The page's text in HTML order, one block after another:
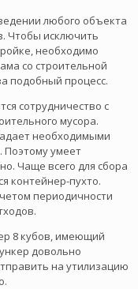
любого объекта
Чтобы исключить
необходимо
со строительной
подобный процесс.
сотрудничество с
мусора.
необходимыми
Поэтому умеет
Чаще всего для сбора
контейнер-пухто.
периодичности
8 кубов, имеющий
довольно
на утилизацию